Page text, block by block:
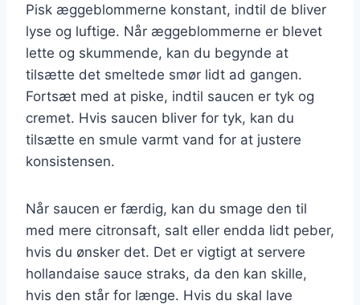
Pisk æggeblommerne konstant, indtil de bliver
lyse og luftige. Når æggeblommerne er blevet
lette og skummende, kan du begynde at
tilsætte det smeltede smør lidt ad gangen.
Fortsæt med at piske, indtil saucen er tyk og
cremet. Hvis saucen bliver for tyk, kan du
tilsætte en smule varmt vand for at justere
konsistensen.
Når saucen er færdig, kan du smage den til
med mere citronsaft, salt eller endda lidt peber,
hvis du ønsker det. Det er vigtigt at servere
hollandaise sauce straks, da den kan skille,
hvis den står for længe. Hvis du skal lave